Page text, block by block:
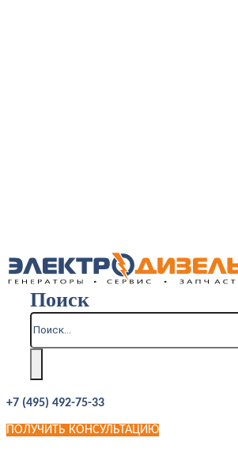
Поиск
+7 (495) 492-75-33
ПОЛУЧИТЬ КОНСУЛЬТАЦИЮ